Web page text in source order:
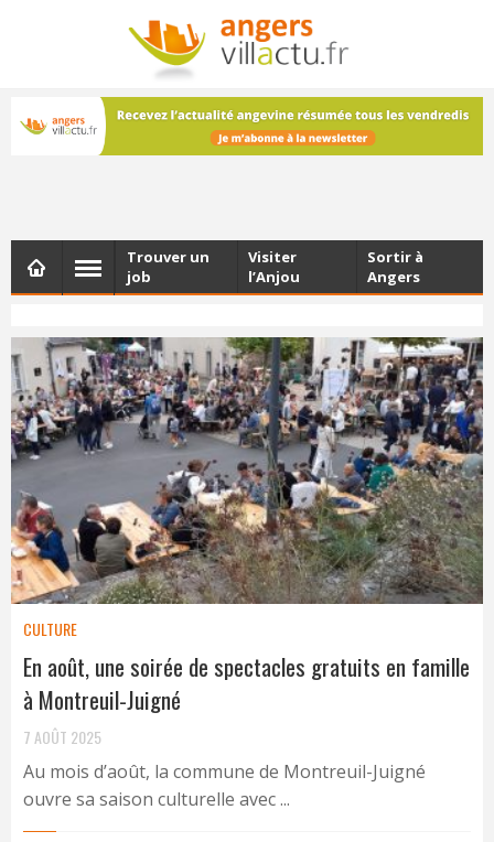
NEWSLETTER
Les dernières actualités d'Angers, chaque vendredi dans
votre boîte e-mail
Trouver un
job
Visiter
l’Anjou
Sortir à
Angers
CULTURE
En août, une soirée de spectacles gratuits en famille
à Montreuil-Juigné
7 AOÛT 2025
Au mois d’août, la commune de Montreuil-Juigné
ouvre sa saison culturelle avec ...